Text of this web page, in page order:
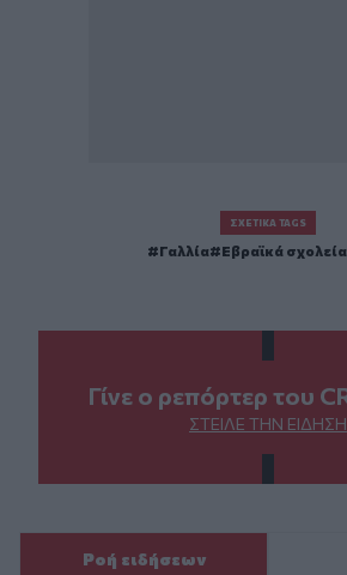
ΣΧΕΤΙΚΆ TAGS
Γαλλία Εβραϊκά σχολεία
Γίνε ο ρεπόρτερ του
ΣΤΕΊΛΕ ΤΗΝ ΕΊΔΗΣΗ
Ροή ειδήσεων